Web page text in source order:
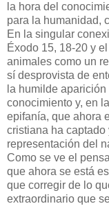
la hora del
para la humanidad,
En la singular
Éxodo 15, 18-20 y
animales como un
sí desprovista de
la humilde
conocimiento y, en
epifanía, que ahora
cristiana ha captado
representación del
Como se ve el
que ahora se está
que corregir de lo
extraordinario que